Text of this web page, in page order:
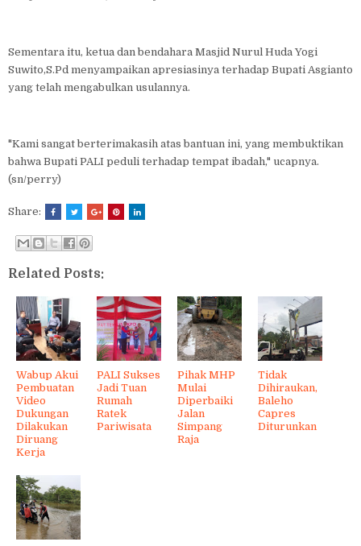
Sementara itu, ketua dan bendahara Masjid Nurul Huda Yogi
Suwito,S.Pd menyampaikan apresiasinya terhadap Bupati Asgianto
yang telah mengabulkan usulannya.
"Kami sangat berterimakasih atas bantuan ini, yang membuktikan
bahwa Bupati PALI peduli terhadap tempat ibadah," ucapnya.
(sn/perry)
Share:
Related Posts:
Wabup Akui
Pembuatan
Video
Dukungan
Dilakukan
Diruang
Kerja
PALI Sukses
Jadi Tuan
Rumah
Ratek
Pariwisata
Pihak MHP
Mulai
Diperbaiki
Jalan
Simpang
Raja
Tidak
Dihiraukan,
Baleho
Capres
Diturunkan